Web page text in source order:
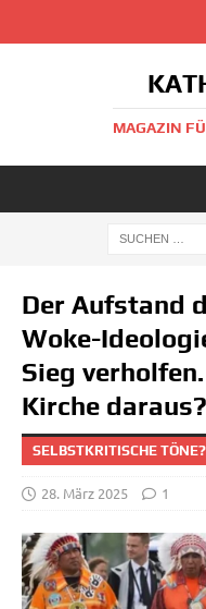
MAGAZIN
Der Aufstand
Woke-
Sieg
Kirche daraus?
SELBSTKRITISCHE TÖNE?
28. März 2025 1